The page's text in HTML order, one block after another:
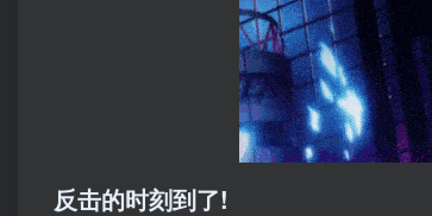
反击的时刻到了!